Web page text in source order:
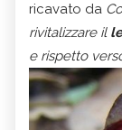
ricavato da
rivitalizzare il
e rispetto